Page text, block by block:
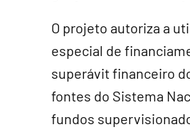
O projeto autoriza a
especial de
superávit financeiro
fontes do Sistema
fundos